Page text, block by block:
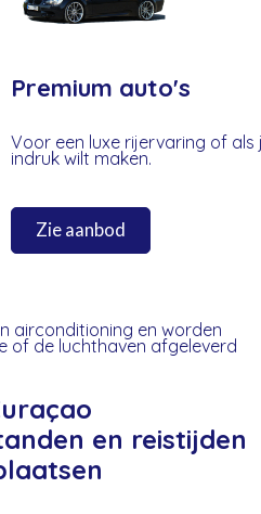
Premium auto's
Voor een luxe rijervaring of als
indruk wilt maken.
Zie aanbod
airconditioning en worden
of de luchthaven afgeleverd
en reistijden